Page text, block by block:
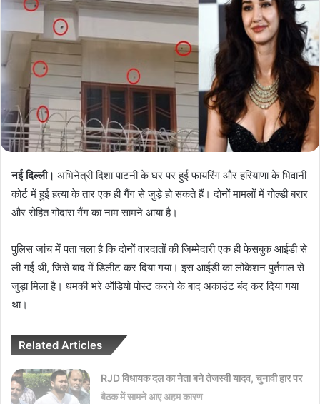
नई दिल्ली। अभिनेत्री दिशा पाटनी के घर पर हुई फायरिंग और हरियाणा के भिवानी
कोर्ट में हुई हत्या के तार एक ही गैंग से जुड़े हो सकते हैं। दोनों मामलों में गोल्डी बरार
और रोहित गोदारा गैंग का नाम सामने आया है।
पुलिस जांच में पता चला है कि दोनों वारदातों की जिम्मेदारी एक ही फेसबुक आईडी से
ली गई थी, जिसे बाद में डिलीट कर दिया गया। इस आईडी का लोकेशन पुर्तगाल से
जुड़ा मिला है। धमकी भरे ऑडियो पोस्ट करने के बाद अकाउंट बंद कर दिया गया
था।
Related Articles
RJD विधायक दल का नेता बने तेजस्वी यादव, चुनावी हार पर
बैठक में सामने आए अहम कारण